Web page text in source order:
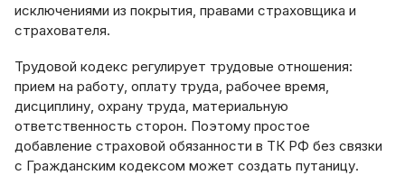
исключениями из покрытия, правами страховщика и
страхователя.
Трудовой кодекс регулирует трудовые отношения:
прием на работу, оплату труда, рабочее время,
дисциплину, охрану труда, материальную
ответственность сторон. Поэтому простое
добавление страховой обязанности в ТК РФ без связки
с Гражданским кодексом может создать путаницу.